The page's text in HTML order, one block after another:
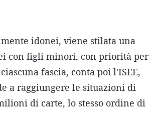
idonei, viene stilata una
con figli minori, con priorità per
fascia, conta poi l'ISEE,
a raggiungere le situazioni di
di carte, lo stesso ordine di